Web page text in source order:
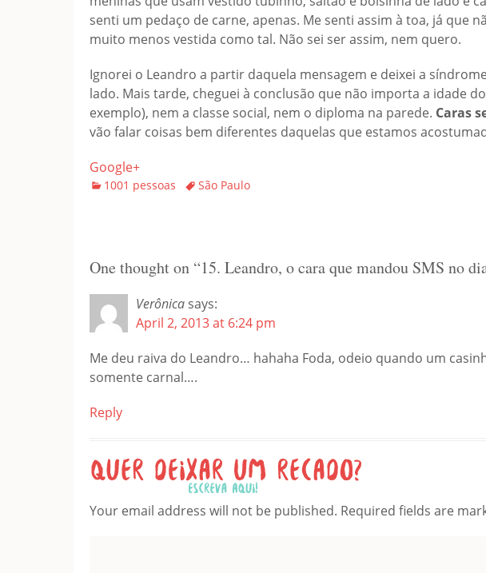
senti um pedaço de carne, apenas. Me senti assim à toa, já que
muito menos vestida como tal. Não sei ser assim, nem quero.
Ignorei o Leandro a partir daquela mensagem e deixei a
lado. Mais tarde, cheguei à conclusão que não importa a idade
exemplo), nem a classe social, nem o diploma na parede. Caras
vão falar coisas bem diferentes daquelas que estamos
Google+
Categories
1001 pessoas TagsSão Paulo
One thought on “15. Leandro, o cara que mandou SMS no
Verônica says:
April 2, 2013 at 6:24 pm
Me deu raiva do Leandro… hahaha Foda, odeio quando um
somente carnal….
Reply
Leave a Reply
Your email address will not be published. Required fields are